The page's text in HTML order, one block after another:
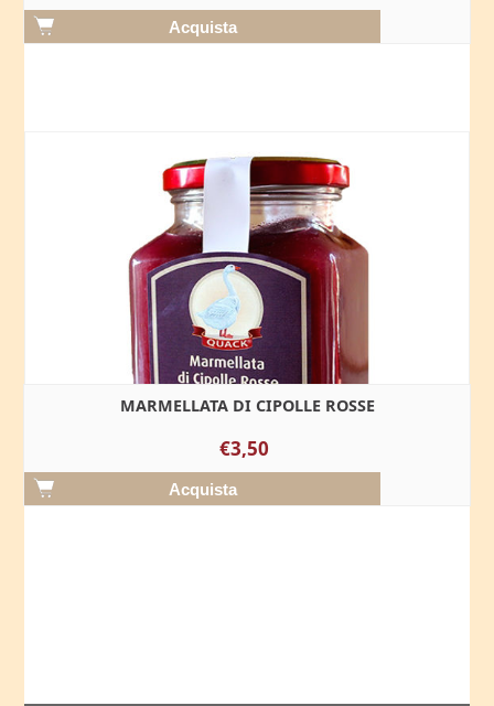
MARMELLATA DI CIPOLLE ROSSE
€3,50